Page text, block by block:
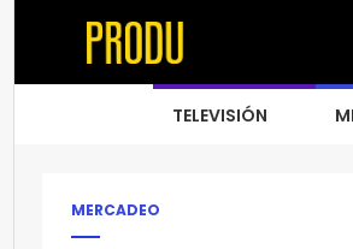
TELEVISIÓN
MERCADEO